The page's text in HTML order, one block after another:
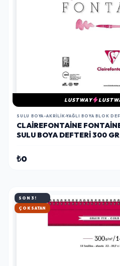
LUSTWAY
SULU BOYA-AKRILIK-YAĞLI BOYA BLOK
CLAIREFONTAINE
SULU BOYA DEFTERI 300
₺0
SON 3!
HIZLI KARGO